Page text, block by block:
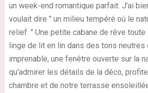
un week-end romantique parfait. J'ai
voulait dire " un milieu tempéré où le
relief. " Une petite cabane de rêve toute
linge de lit en lin dans des tons neutres
imprenable, une fenêtre ouverte sur la
qu'admirer les détails de la déco,
chambre et de notre terrasse